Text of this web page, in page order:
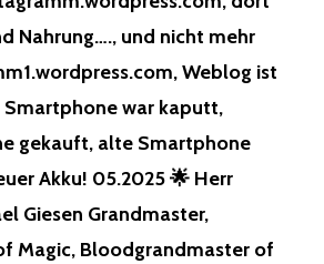
Nahrung…., und nicht mehr
Weblog ist
war kaputt,
gekauft, alte Smartphone
Akku! 05.2025 🌟 Herr
Giesen Grandmaster,
Magic, Bloodgrandmaster of